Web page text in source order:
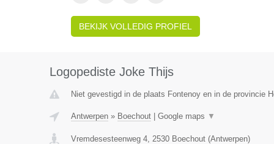
BEKIJK VOLLEDIG PROFIEL
Logopediste Joke Thijs
Niet gevestigd in de plaats Fontenoy en in de provincie
Antwerpen» Boechout| Google maps ▼
Vremdesesteenweg 4, 2530 Boechout(Antwerpen)